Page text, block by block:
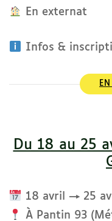
En externat
Infos &
Du 18 au 25
18 avril → 25
À Pantin 93